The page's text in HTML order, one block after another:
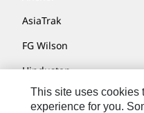
AsiaTrak
FG Wilson
Hindustan
MaK
This site uses cookies
experience for you.